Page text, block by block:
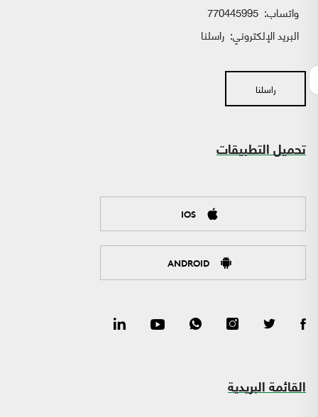
واتساب:
البريد الإلكتروني: راسلنا
راسلنا
تحميل التطبيقات
IOS
ANDROID
القائمة البريدية